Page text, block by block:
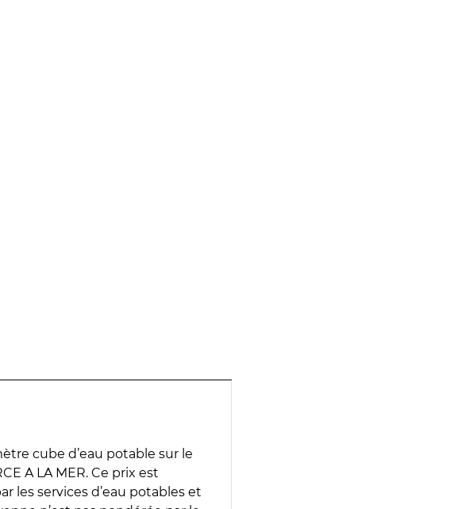
cube d’eau potable sur le
A LA MER. Ce prix est
les services d’eau potables et